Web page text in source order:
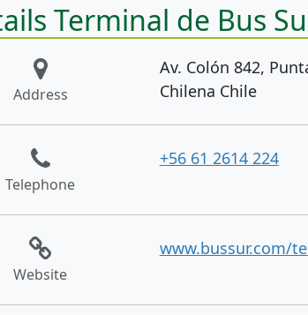
Terminal de Bus
Address
Av. Colón 842,
Chilena Chile
Telephone
+56 61 2614 224
Website
www.bussur.com/